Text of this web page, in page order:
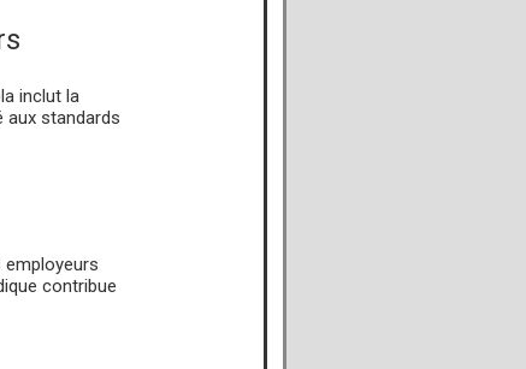
inclut la
standards
contribue